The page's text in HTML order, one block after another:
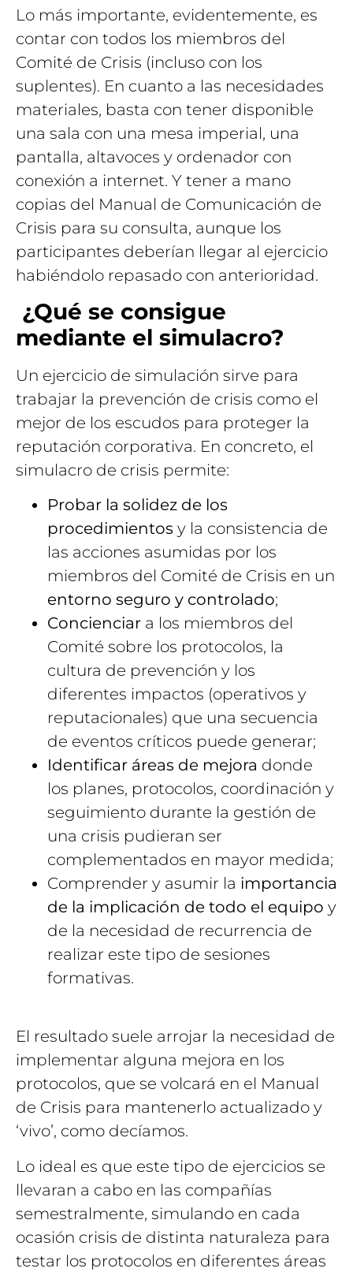
Lo más importante, evidentemente, es
contar con todos los miembros del
Comité de Crisis (incluso con los
suplentes). En cuanto a las necesidades
materiales, basta con tener disponible
una sala con una mesa imperial, una
pantalla, altavoces y ordenador con
conexión a internet. Y tener a mano
copias del Manual de Comunicación de
Crisis para su consulta, aunque los
participantes deberían llegar al ejercicio
habiéndolo repasado con anterioridad.
¿Qué se consigue
mediante el simulacro?
Un ejercicio de simulación sirve para
trabajar la prevención de crisis como el
mejor de los escudos para proteger la
reputación corporativa. En concreto, el
simulacro de crisis permite:
Probar la solidez de los
procedimientos y la consistencia de
las acciones asumidas por los
miembros del Comité de Crisis en un
entorno seguro y controlado;
Concienciar a los miembros del
Comité sobre los protocolos, la
cultura de prevención y los
diferentes impactos (operativos y
reputacionales) que una secuencia
de eventos críticos puede generar;
Identificar áreas de mejora donde
los planes, protocolos, coordinación y
seguimiento durante la gestión de
una crisis pudieran ser
complementados en mayor medida;
Comprender y asumir la importancia
de la implicación de todo el equipo y
de la necesidad de recurrencia de
realizar este tipo de sesiones
formativas.
El resultado suele arrojar la necesidad de
implementar alguna mejora en los
protocolos, que se volcará en el Manual
de Crisis para mantenerlo actualizado y
‘vivo’, como decíamos.
Lo ideal es que este tipo de ejercicios se
llevaran a cabo en las compañías
semestralmente, simulando en cada
ocasión crisis de distinta naturaleza para
testar los protocolos en diferentes áreas